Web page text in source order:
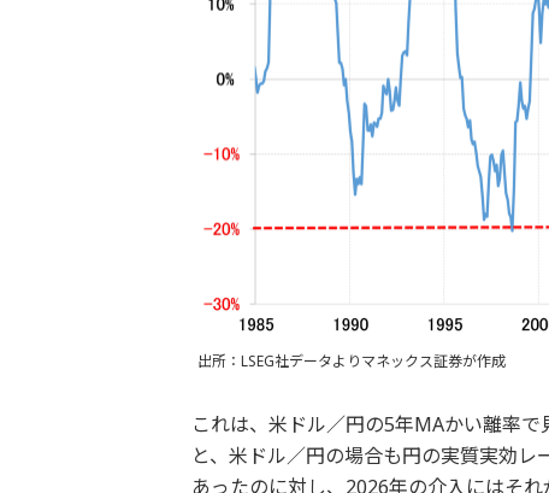
出所：LSEG社データよりマネックス証券が作成
これは、米ドル／円の5年MAかい離率
と、米ドル／円の場合も円の実質実効
あったのに対し、2026年の介入にはそれ